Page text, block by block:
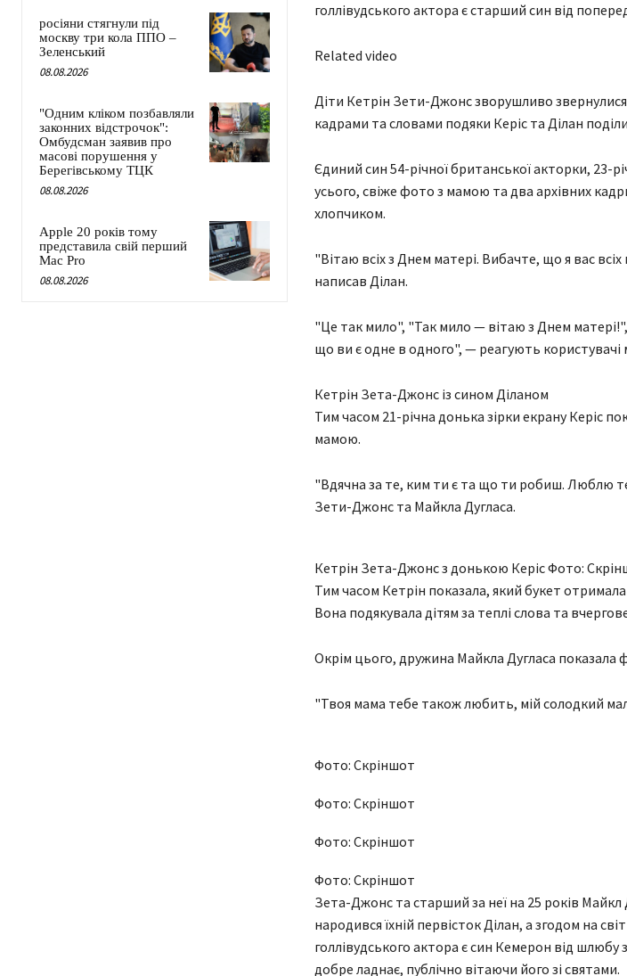
росіяни стягнули під
москву три кола ППО –
Зеленський
08.08.2026
"Одним кліком позбавляли
законних відстрочок":
Омбудсман заявив про
масові порушення у
Берегівському ТЦК
08.08.2026
Apple 20 років тому
представила свій перший
Mac Pro
08.08.2026
голлівудського актора є старший син від
Related video
Діти Кетрін Зети-Джонс зворушливо
кадрами та словами подяки Керіс та Ділан
Єдиний син 54-річної британської акторки, 23-
усього, свіже фото з мамою та два архівних
хлопчиком.
"Вітаю всіх з Днем матері. Вибачте, що я вас
написав Ділан.
"Це так мило", "Так мило — вітаю з Днем
що ви є одне в одного", — реагують користувачі
Кетрін Зета-Джонс із сином Діланом
Тим часом 21-річна донька зірки екрану Керіс
мамою.
"Вдячна за те, ким ти є та що ти робиш. Люблю
Зети-Джонс та Майкла Дугласа.
Кетрін Зета-Джонс з донькою Керіс Фото:
Тим часом Кетрін показала, який букет
Вона подякувала дітям за теплі слова та
Окрім цього, дружина Майкла Дугласа
"Твоя мама тебе також любить, мій солодкий
Фото: Скріншот
Фото: Скріншот
Фото: Скріншот
Фото: Скріншот
Зета-Джонс та старший за неї на 25 років Майкл
народився їхній первісток Ділан, а згодом на
голлівудського актора є син Кемерон від
добре ладнає, публічно вітаючи його зі святами.